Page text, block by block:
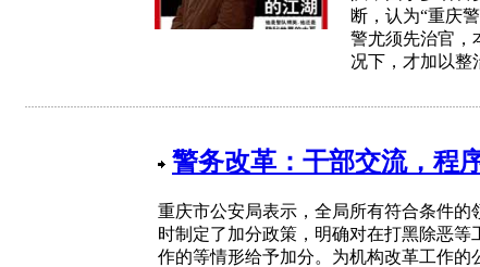
断，认为“重庆
警尤须先治官，
况下，才加以整
警务改革：干部交流，程
重庆市公安局表示，全局所有符合条件
时制定了加分政策，明确对在打黑除恶
作的等情形给予加分。为机构改革工作的